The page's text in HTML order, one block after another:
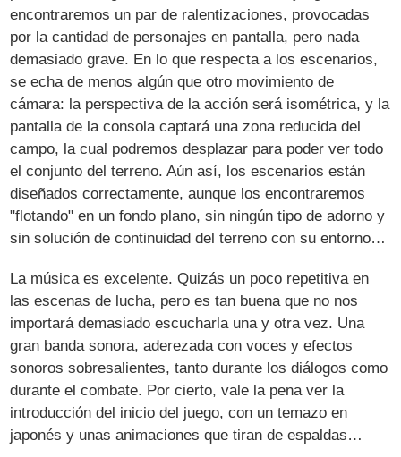
encontraremos un par de ralentizaciones, provocadas
por la cantidad de personajes en pantalla, pero nada
demasiado grave. En lo que respecta a los escenarios,
se echa de menos algún que otro movimiento de
cámara: la perspectiva de la acción será isométrica, y la
pantalla de la consola captará una zona reducida del
campo, la cual podremos desplazar para poder ver todo
el conjunto del terreno. Aún así, los escenarios están
diseñados correctamente, aunque los encontraremos
"flotando" en un fondo plano, sin ningún tipo de adorno y
sin solución de continuidad del terreno con su entorno…
La música es excelente. Quizás un poco repetitiva en
las escenas de lucha, pero es tan buena que no nos
importará demasiado escucharla una y otra vez. Una
gran banda sonora, aderezada con voces y efectos
sonoros sobresalientes, tanto durante los diálogos como
durante el combate. Por cierto, vale la pena ver la
introducción del inicio del juego, con un temazo en
japonés y unas animaciones que tiran de espaldas…